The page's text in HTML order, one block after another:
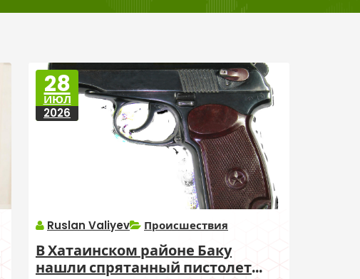
28
ИЮЛ
2026
Ruslan Valiyev Происшествия
В Хатаинском районе Баку
нашли спрятанный пистолет